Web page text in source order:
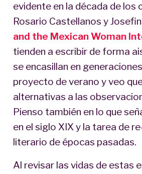
evidente en la década de los
Rosario Castellanos y
and the Mexican Woman
tienden a escribir de forma
se encasillan en
proyecto de verano y veo
alternativas a las
Pienso también en lo que
en el siglo XIX y la tarea de
literario de épocas pasadas.
Al revisar las vidas de estas